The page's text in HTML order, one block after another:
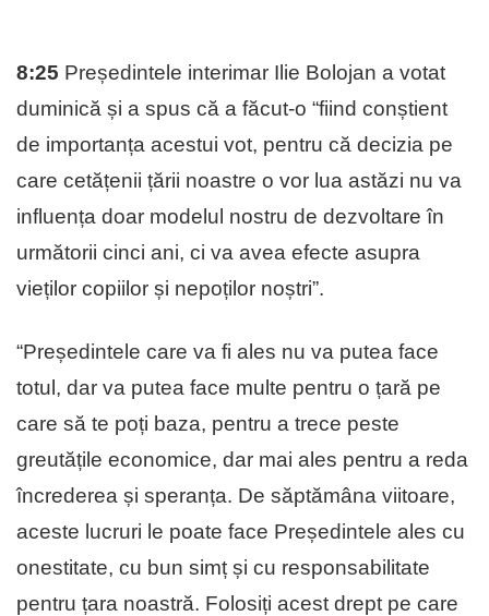
8:25 Președintele interimar Ilie Bolojan a votat
duminică și a spus că a făcut-o “fiind conștient
de importanța acestui vot, pentru că decizia pe
care cetățenii țării noastre o vor lua astăzi nu va
influența doar modelul nostru de dezvoltare în
următorii cinci ani, ci va avea efecte asupra
vieților copiilor și nepoților noștri”.
“Președintele care va fi ales nu va putea face
totul, dar va putea face multe pentru o țară pe
care să te poți baza, pentru a trece peste
greutățile economice, dar mai ales pentru a reda
încrederea și speranța. De săptămâna viitoare,
aceste lucruri le poate face Președintele ales cu
onestitate, cu bun simț și cu responsabilitate
pentru țara noastră. Folosiți acest drept pe care